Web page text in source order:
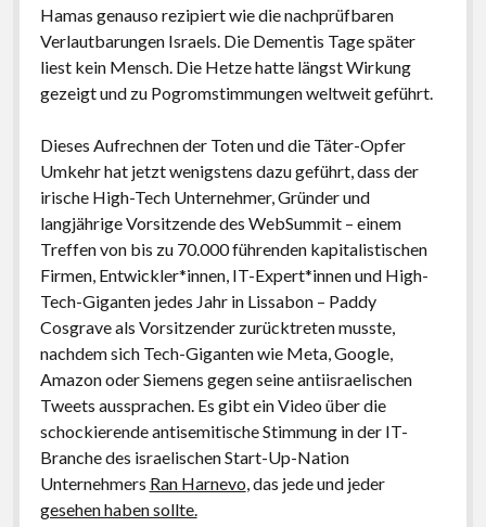
Hamas genauso rezipiert wie die nachprüfbaren
Verlautbarungen Israels. Die Dementis Tage später
liest kein Mensch. Die Hetze hatte längst Wirkung
gezeigt und zu Pogromstimmungen weltweit geführt.
Dieses Aufrechnen der Toten und die Täter-Opfer
Umkehr hat jetzt wenigstens dazu geführt, dass der
irische High-Tech Unternehmer, Gründer und
langjährige Vorsitzende des WebSummit – einem
Treffen von bis zu 70.000 führenden kapitalistischen
Firmen, Entwickler*innen, IT-Expert*innen und High-
Tech-Giganten jedes Jahr in Lissabon – Paddy
Cosgrave als Vorsitzender zurücktreten musste,
nachdem sich Tech-Giganten wie Meta, Google,
Amazon oder Siemens gegen seine antiisraelischen
Tweets aussprachen. Es gibt ein Video über die
schockierende antisemitische Stimmung in der IT-
Branche des israelischen Start-Up-Nation
Unternehmers Ran Harnevo, das jede und jeder
gesehen haben sollte.